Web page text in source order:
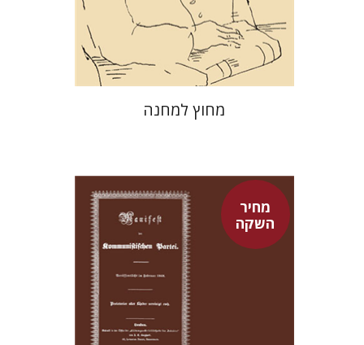
מחיר השקה
$42
$29
מחוץ למחנה
מחיר
השקהפיני איפרגן